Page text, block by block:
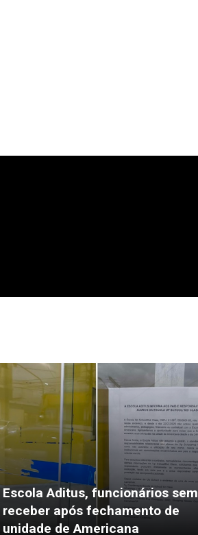
Escola Aditus, funcionários sem
receber após fechamento de
unidade de Americana